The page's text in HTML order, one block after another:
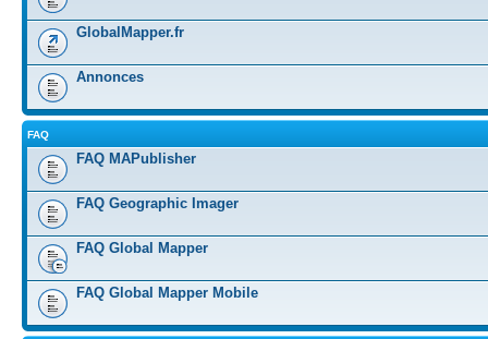
GlobalMapper.fr
Annonces
FAQ
FAQ MAPublisher
FAQ Geographic Imager
FAQ Global Mapper
FAQ Global Mapper Mobile